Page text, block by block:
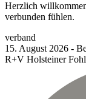
Herzlich
verbunden fühlen.
verband
15. August 2026 -
R+V Holsteiner